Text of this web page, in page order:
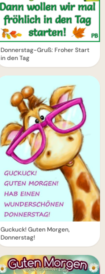
Donnerstag-Gruß: Froher Start
in den Tag
Guckuck! Guten Morgen,
Donnerstag!